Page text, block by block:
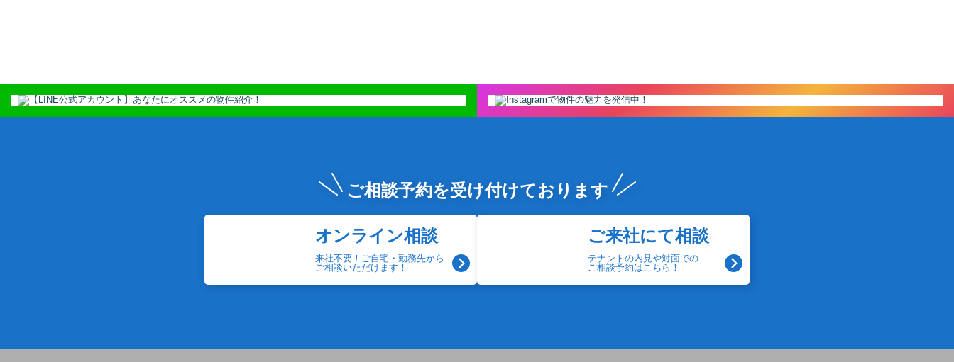
ご相談予約を受け付けております
オンライン相談
来社不要！ご自宅・勤務先から
ご相談いただけます！
ご来社にて相談
テナントの内見や対面での
ご相談予約はこちら！